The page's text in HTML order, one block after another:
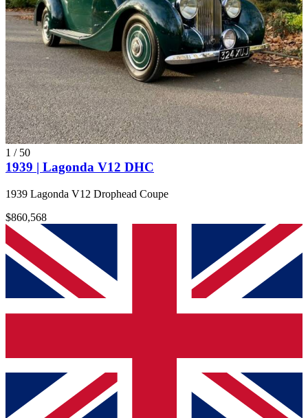
1 / 50
1939 | Lagonda V12 DHC
1939 Lagonda V12 Drophead Coupe
$860,568